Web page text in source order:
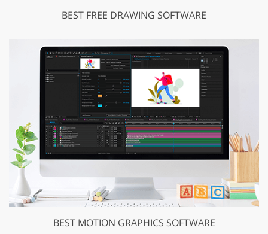
BEST FREE DRAWING SOFTWARE
BEST MOTION GRAPHICS SOFTWARE